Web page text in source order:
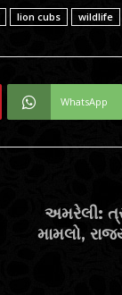
lion cubs wildlife
WhatsApp
અમરેલી:
મામલો,